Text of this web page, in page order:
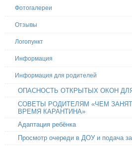
Фотогалереи
Отзывы
Логопункт
Информация
Информация для родителей
ОПАСНОСТЬ ОТКРЫТЫХ ОКОН
СОВЕТЫ РОДИТЕЛЯМ «ЧЕМ
ВРЕМЯ КАРАНТИНА»
Адаптация ребёнка
Просмотр очереди в ДОУ и подача